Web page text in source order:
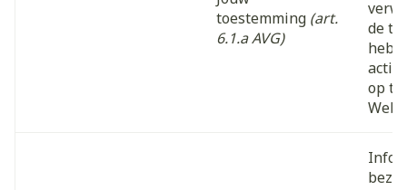
toestemming (art.
6.1.a AVG)
de
hebt
op te